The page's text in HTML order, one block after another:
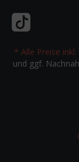
* Alle Preise
und ggf.